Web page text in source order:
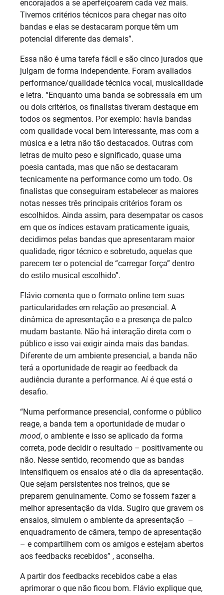
encorajados a se aperfeiçoarem cada vez mais.
Tivemos critérios técnicos para chegar nas oito
bandas e elas se destacaram porque têm um
potencial diferente das demais”.
Essa não é uma tarefa fácil e são cinco jurados que
julgam de forma independente. Foram avaliados
performance/qualidade técnica vocal, musicalidade
e letra. “Enquanto uma banda se sobressaía em um
ou dois critérios, os finalistas tiveram destaque em
todos os segmentos. Por exemplo: havia bandas
com qualidade vocal bem interessante, mas com a
música e a letra não tão destacados. Outras com
letras de muito peso e significado, quase uma
poesia cantada, mas que não se destacaram
tecnicamente na performance como um todo. Os
finalistas que conseguiram estabelecer as maiores
notas nesses três principais critérios foram os
escolhidos. Ainda assim, para desempatar os casos
em que os índices estavam praticamente iguais,
decidimos pelas bandas que apresentaram maior
qualidade, rigor técnico e sobretudo, aquelas que
parecem ter o potencial de “carregar força” dentro
do estilo musical escolhido”.
Flávio comenta que o formato online tem suas
particularidades em relação ao presencial. A
dinâmica de apresentação e a presença de palco
mudam bastante. Não há interação direta com o
público e isso vai exigir ainda mais das bandas.
Diferente de um ambiente presencial, a banda não
terá a oportunidade de reagir ao feedback da
audiência durante a performance. Aí é que está o
desafio.
“Numa performance presencial, conforme o público
reage, a banda tem a oportunidade de mudar o
mood, o ambiente e isso se aplicado da forma
correta, pode decidir o resultado – positivamente ou
não. Nesse sentido, recomendo que as bandas
intensifiquem os ensaios até o dia da apresentação.
Que sejam persistentes nos treinos, que se
preparem genuinamente. Como se fossem fazer a
melhor apresentação da vida. Sugiro que gravem os
ensaios, simulem o ambiente da apresentação –
enquadramento de câmera, tempo de apresentação
– e compartilhem com os amigos e estejam abertos
aos feedbacks recebidos” , aconselha.
A partir dos feedbacks recebidos cabe a elas
aprimorar o que não ficou bom. Flávio explique que,